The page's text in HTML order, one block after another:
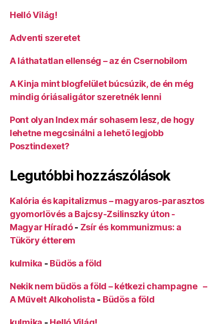
Helló Világ!
Adventi szeretet
A láthatatlan ellenség – az én Csernobilom
A Kinja mint blogfelület búcsúzik, de én még
mindig óriásaligátor szeretnék lenni
Pont olyan Index már sohasem lesz, de hogy
lehetne megcsinálni a lehető legjobb
Posztindexet?
Legutóbbi hozzászólások
Kalória és kapitalizmus – magyaros-parasztos
gyomorlövés a Bajcsy-Zsilinszky úton -
Magyar Híradó- Zsír és kommunizmus: a
Tüköry étterem
kulmika - Büdös a föld
Nekik nem büdös a föld – kétkezi champagne –
A Művelt Alkoholista - Büdös a föld